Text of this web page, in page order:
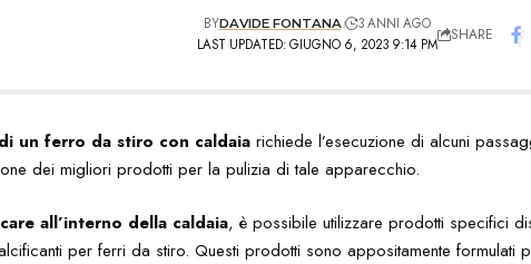
LAST UPDATED: GIUGNO 6, 2023 9:14 PM
BYDAVIDE FONTANA 3 ANNI AGO
SHARE
un ferro da stiro con caldaia richiede l’esecuzione di alcuni
dei migliori prodotti per la pulizia di tale apparecchio.
all’interno della caldaia, è possibile utilizzare prodotti specifici
per ferri da stiro. Questi prodotti sono appositamente formulati